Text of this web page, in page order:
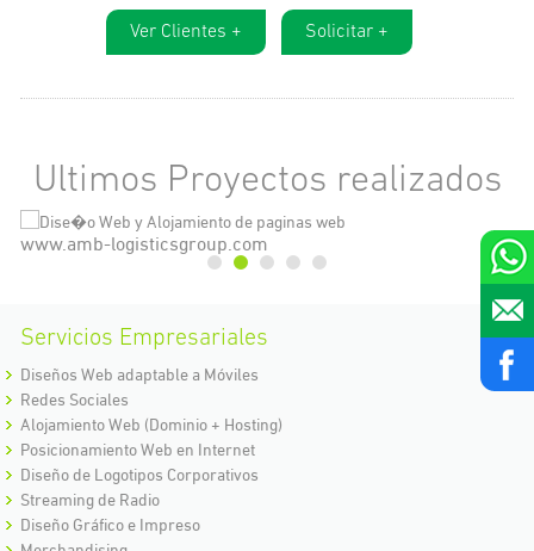
Ver Clientes + Solicitar +
Ultimos Proyectos realizados
www.amb-logisticsgroup.com
Servicios Empresariales
Diseños Web adaptable a Móviles
Redes Sociales
Alojamiento Web (Dominio + Hosting)
Posicionamiento Web en Internet
Diseño de Logotipos Corporativos
Streaming de Radio
Diseño Gráfico e Impreso